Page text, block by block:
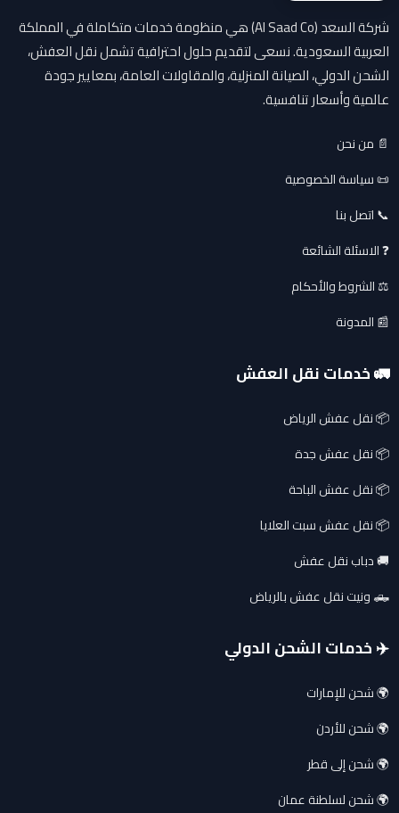
شركة السعد (Al Saad Co) هي منظومة خدمات متكاملة في المملكة
العربية السعودية. نسعى لتقديم حلول احترافية تشمل نقل العفش،
الشحن الدولي، الصيانة المنزلية، والمقاولات العامة، بمعايير جودة
عالمية وأسعار تنافسية.
📄 من نحن
📜 سياسة الخصوصية
📞 اتصل بنا
❓ الاسئلة الشائعة
⚖️ الشروط والأحكام
📰 المدونة
🚛 خدمات نقل العفش
📦 نقل عفش الرياض
📦 نقل عفش جدة
📦 نقل عفش الباحة
📦 نقل عفش سبت العلايا
🚚 دباب نقل عفش
🛻 ونيت نقل عفش بالرياض
✈️ خدمات الشحن الدولي
🌍 شحن للإمارات
🌍 شحن للأردن
🌍 شحن إلى قطر
🌍 شحن لسلطنة عمان